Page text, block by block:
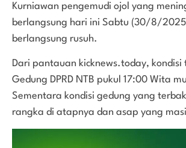
Kurniawan pengemudi ojol yang
berlangsung hari ini Sabtu (30/8/2025)
berlangsung rusuh.
Dari pantauan kicknews.today, kondisi
Gedung DPRD NTB pukul 17:00 Wita
Sementara kondisi gedung yang
rangka di atapnya dan asap yang